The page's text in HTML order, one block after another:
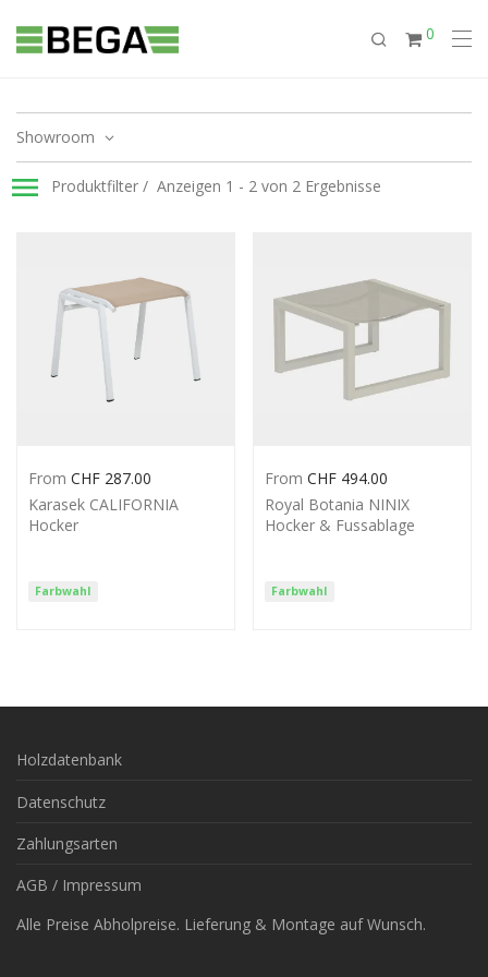
0
Showroom
Produktfilter Anzeigen 1 - 2 von 2 Ergebnisse
Farbwahl
Karasek CALIFORNIA
Hocker
From CHF 287.00
Farbwahl
Royal Botania NINIX
Hocker & Fussablage
From CHF 494.00
Holzdatenbank
Datenschutz
Zahlungsarten
AGB / Impressum
Alle Preise Abholpreise. Lieferung & Montage auf Wunsch.